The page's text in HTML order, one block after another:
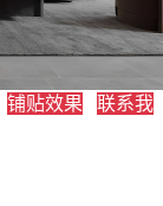
铺贴效果
联系我